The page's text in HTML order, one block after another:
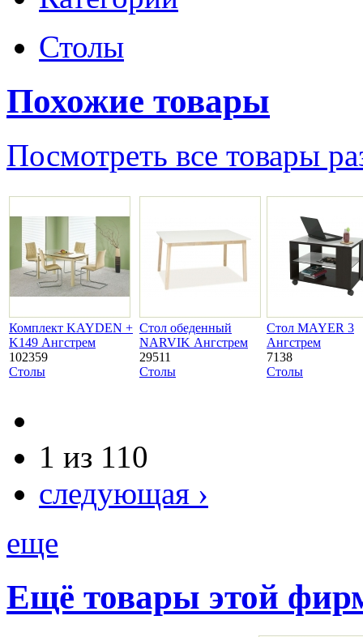
Столы
Похожие товары
Посмотреть все товары
Комплект KAYDEN +
K149 Ангстрем
102359
Столы
Стол обеденный
NARVIK Ангстрем
29511
Столы
Стол MAYER 3
Ангстрем
7138
Столы
1 из 110
следующая ›
еще
Ещё товары этой